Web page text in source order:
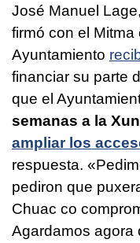
José Manuel
firmó con el
Ayuntamiento
financiar su parte
que el
semanas a la
ampliar los
respuesta. «
pediron que
Chuac co
Agardamos agora